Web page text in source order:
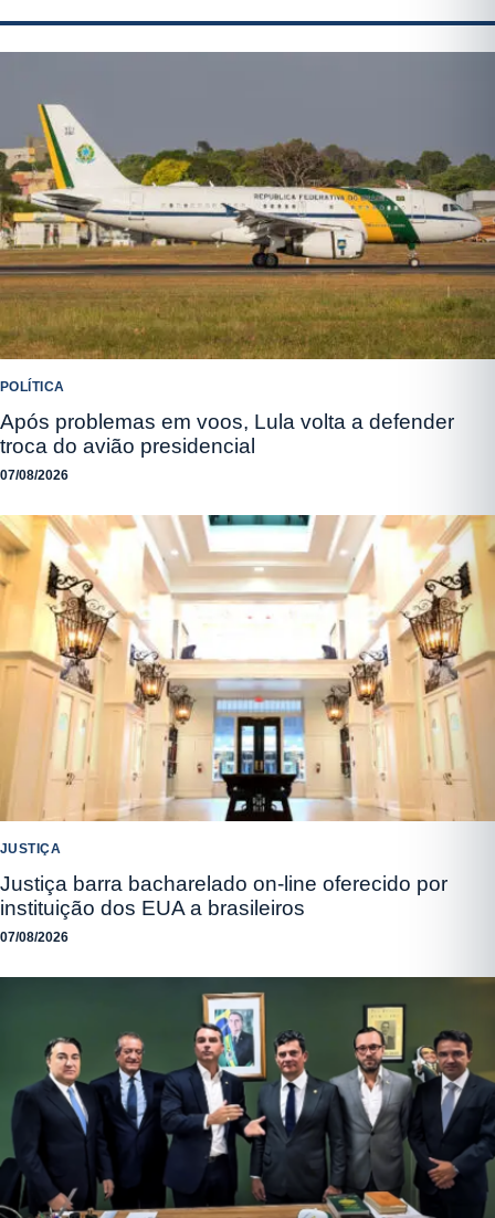
POLÍTICA
Após problemas em voos, Lula volta a defender
troca do avião presidencial
07/08/2026
JUSTIÇA
Justiça barra bacharelado on-line oferecido por
instituição dos EUA a brasileiros
07/08/2026